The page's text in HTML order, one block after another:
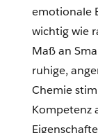
emotionale
wichtig wie
Maß an
ruhige,
Chemie
Kompetenz